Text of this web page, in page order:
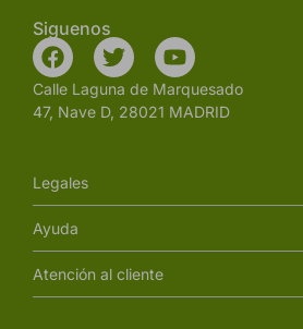
Siguenos
Calle Laguna de Marquesado
47, Nave D, 28021 MADRID
Legales
Ayuda
Atención al cliente